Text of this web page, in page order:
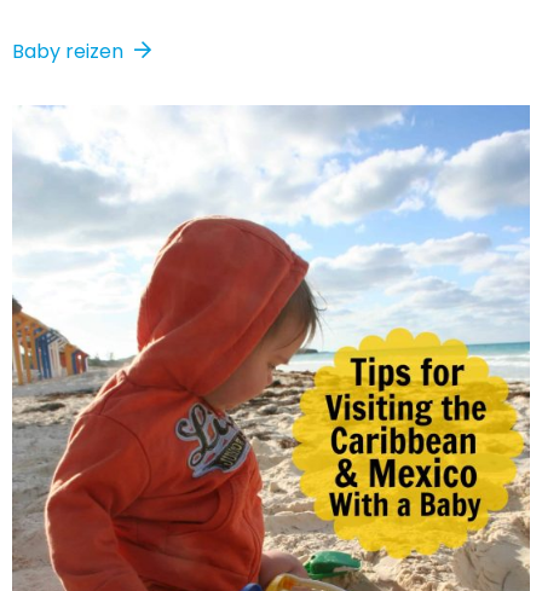
Baby reizen